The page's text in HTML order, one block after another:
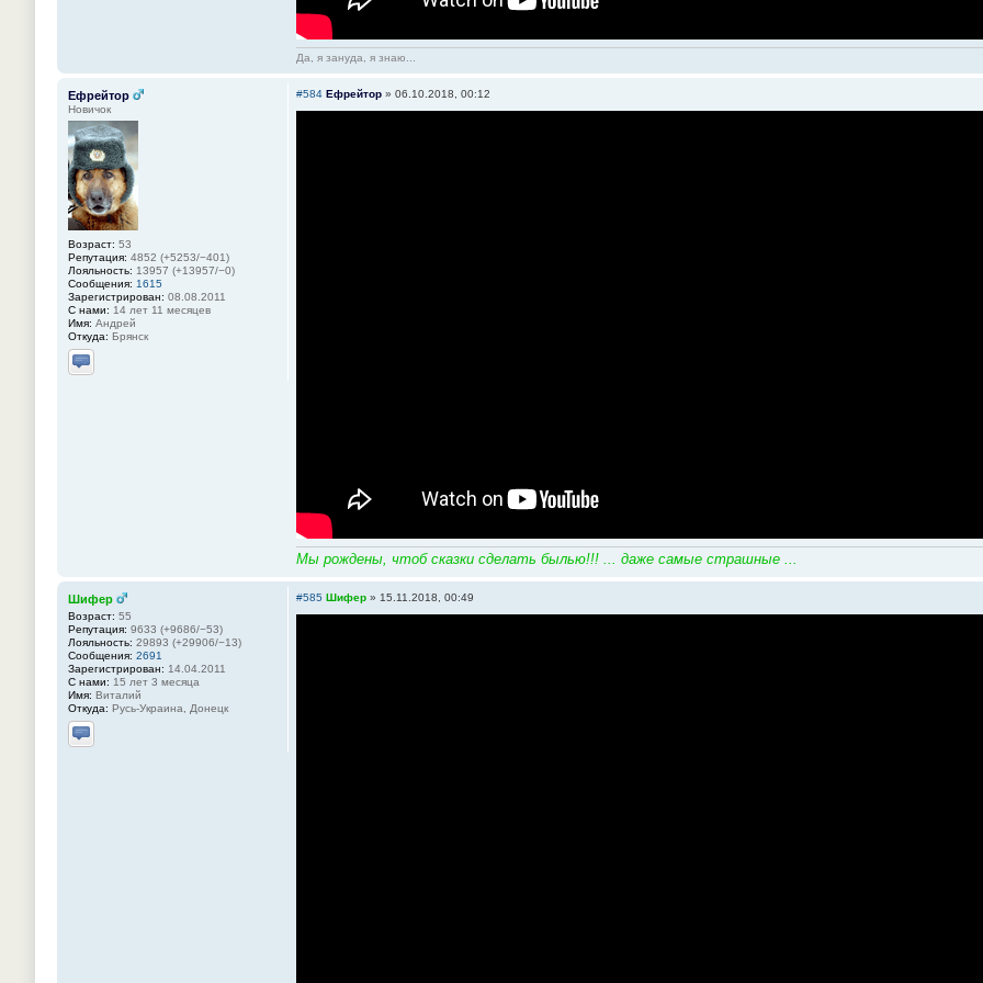
Да, я зануда, я знаю...
Ефрейтор
Новичок
Возраст: 53
Репутация: 4852 (+5253/−401)
Лояльность: 13957 (+13957/−0)
Сообщения: 1615
Зарегистрирован: 08.08.2011
С нами: 14 лет 11 месяцев
Имя: Андрей
Откуда: Брянск
Отправить личное сообщение
#584 Ефрейтор » 06.10.2018, 00:12
Мы рождены, чтоб сказки сделать былью!!! ... даже самые страшные ...
Шифер
Возраст: 55
Репутация: 9633 (+9686/−53)
Лояльность: 29893 (+29906/−13)
Сообщения: 2691
Зарегистрирован: 14.04.2011
С нами: 15 лет 3 месяца
Имя: Виталий
Откуда: Русь-Украина, Донецк
Отправить личное сообщение
#585 Шифер » 15.11.2018, 00:49